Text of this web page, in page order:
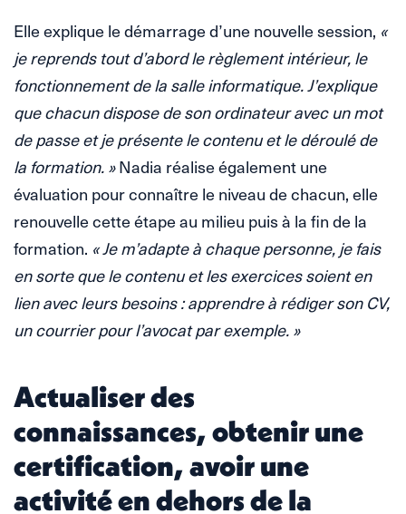
Elle explique le démarrage d’une nouvelle session, «
je reprends tout d’abord le règlement intérieur, le
fonctionnement de la salle informatique. J’explique
que chacun dispose de son ordinateur avec un mot
de passe et je présente le contenu et le déroulé de
la formation. »Nadia réalise également une
évaluation pour connaître le niveau de chacun, elle
renouvelle cette étape au milieu puis à la fin de la
formation. « Je m’adapte à chaque personne, je fais
en sorte que le contenu et les exercices soient en
lien avec leurs besoins : apprendre à rédiger son CV,
un courrier pour l’avocat par exemple. »
Actualiser des
connaissances, obtenir une
certification, avoir une
activité en dehors de la